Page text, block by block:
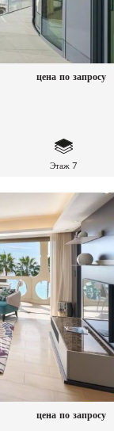
цена по запросу
Этаж 7
цена по запросу